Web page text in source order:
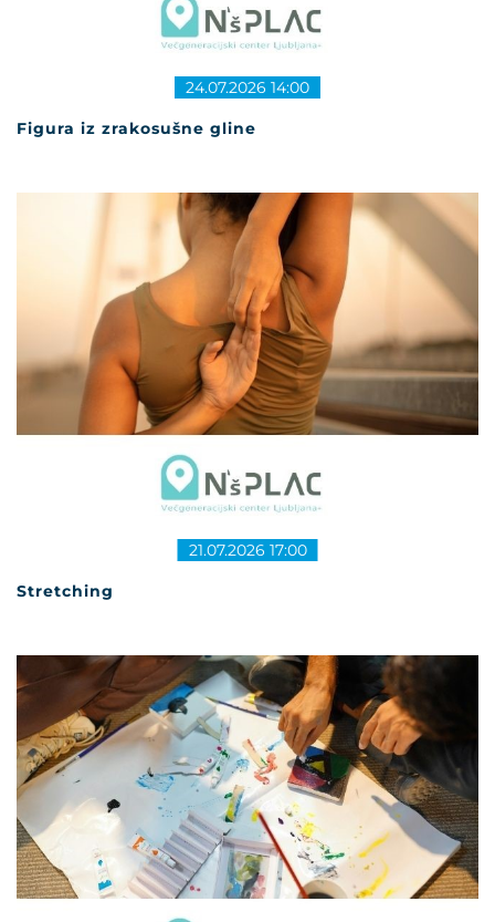
Figura iz zrakosušne gline
24.07.2026 14:00
Stretching
21.07.2026 17:00